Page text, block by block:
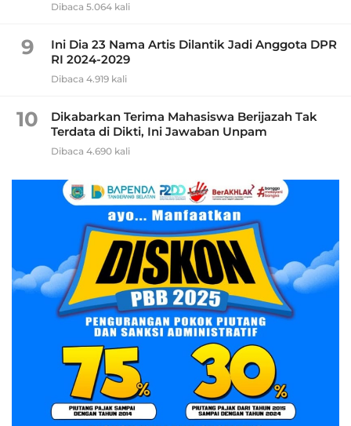
Dibaca 5.064 kali
9
Ini Dia 23 Nama Artis Dilantik Jadi Anggota DPR
RI 2024-2029
Dibaca 4.919 kali
10
Dikabarkan Terima Mahasiswa Berijazah Tak
Terdata di Dikti, Ini Jawaban Unpam
Dibaca 4.690 kali